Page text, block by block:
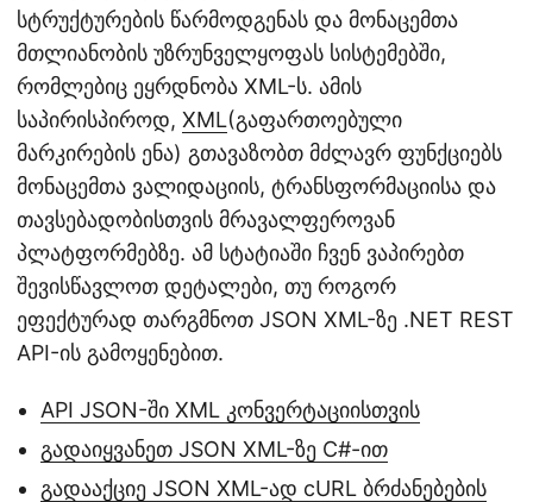
სტრუქტურების წარმოდგენას და მონაცემთა
მთლიანობის უზრუნველყოფას სისტემებში,
რომლებიც ეყრდნობა XML-ს. ამის
საპირისპიროდ, XML(გაფართოებული
მარკირების ენა) გთავაზობთ მძლავრ ფუნქციებს
მონაცემთა ვალიდაციის, ტრანსფორმაციისა და
თავსებადობისთვის მრავალფეროვან
პლატფორმებზე. ამ სტატიაში ჩვენ ვაპირებთ
შევისწავლოთ დეტალები, თუ როგორ
ეფექტურად თარგმნოთ JSON XML-ზე .NET REST
API-ის გამოყენებით.
API JSON-ში XML კონვერტაციისთვის
გადაიყვანეთ JSON XML-ზე C#-ით
გადააქციე JSON XML-ად cURL ბრძანებების